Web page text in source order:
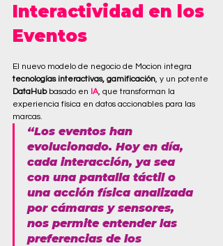
Interactividad en los
Eventos
El nuevo modelo de negocio de Mocion integra
tecnologías interactivas, gamificación, y un potente
DataHub basado en IA, que transforman la
experiencia física en datos accionables para las
marcas.
“Los eventos han
evolucionado. Hoy en día,
cada interacción, ya sea
con una pantalla táctil o
una acción física analizada
por cámaras y sensores,
nos permite entender las
preferencias de los